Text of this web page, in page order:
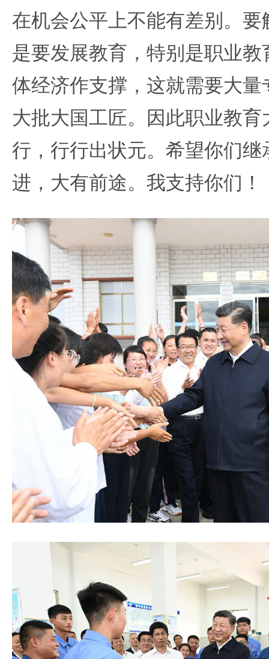
在机会公平上不能有差别。
是要发展教育，特别是职业
体经济作支撑，这就需要大
大批大国工匠。因此职业教
行，行行出状元。希望你们
进，大有前途。我支持你们！